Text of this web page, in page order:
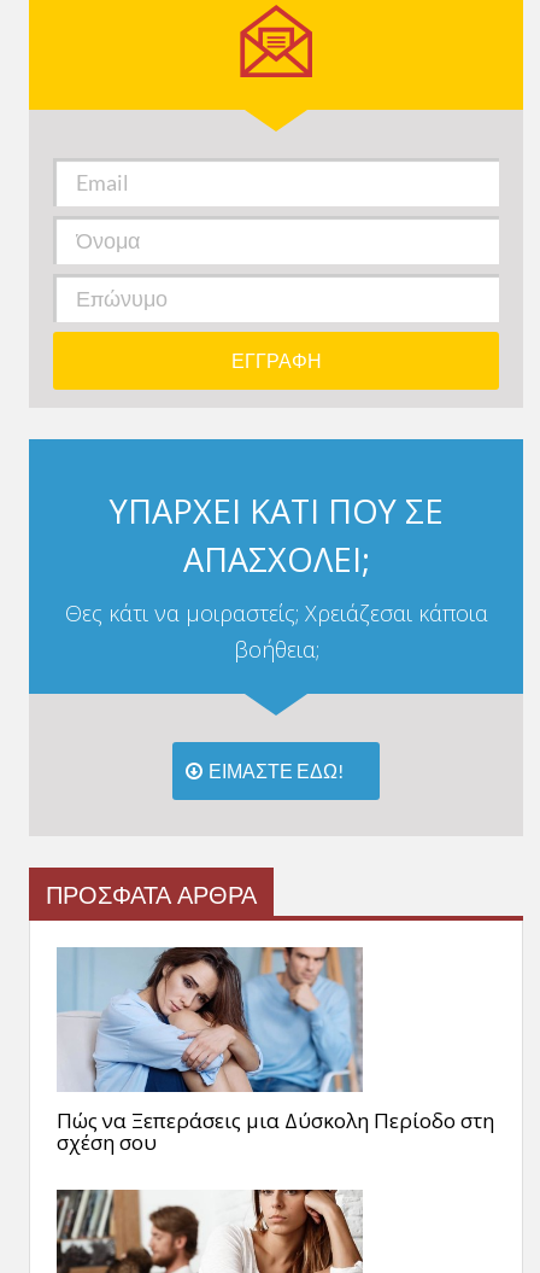
ΥΠΑΡΧΕΙ ΚΑΤΙ ΠΟΥ ΣΕ
ΑΠΑΣΧΟΛΕΙ;
Θες κάτι να μοιραστείς; Χρειάζεσαι κάποια
βοήθεια;
ΕΙΜΑΣΤΕ ΕΔΩ!
ΠΡΟΣΦΑΤΑ ΑΡΘΡΑ
Πώς να Ξεπεράσεις μια Δύσκολη Περίοδο στη
σχέση σου